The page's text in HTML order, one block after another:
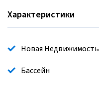
Характеристики
Новая Недвижимость
Бассейн